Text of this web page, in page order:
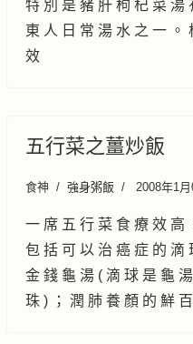
特 別 是 豬 肝 枸 杞 菜 湯
東 人 日 常 湯 水 之 一 。
效
五行菜之薑炒飯
食神 強身粥飯 2008年1月
一 席 五 行 菜 食 療 效 高
包 括 可 以 治 癌 症 的 滴
金 錢 龜 湯 ( 滴 球 是 龜
珠 ) ； 潤 肺 養 顏 的 鮮